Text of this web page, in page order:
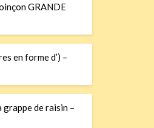
GRANDE
en forme d’) –
de raisin –